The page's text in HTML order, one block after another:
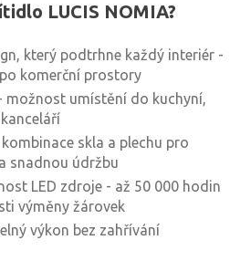
LUCIS NOMIA?
který podtrhne každý interiér -
komerční prostory
možnost umístění do kuchyní,
skla a plechu pro
snadnou údržbu
LED zdroje - až 50 000 hodin
výměny žárovek
výkon bez zahřívání